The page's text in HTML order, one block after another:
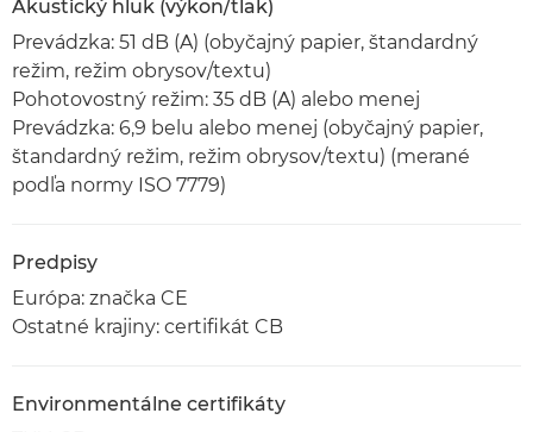
Akustický hluk (výkon/tlak)
Prevádzka: 51 dB (A) (obyčajný papier, štandardný
režim, režim obrysov/textu)
Pohotovostný režim: 35 dB (A) alebo menej
Prevádzka: 6,9 belu alebo menej (obyčajný papier,
štandardný režim, režim obrysov/textu) (merané
podľa normy ISO 7779)
Predpisy
Európa: značka CE
Ostatné krajiny: certifikát CB
Environmentálne certifikáty